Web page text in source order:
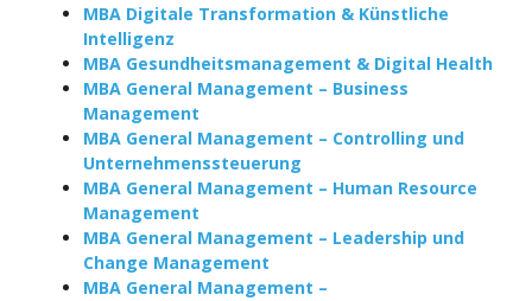
MBA Digitale Transformation & Künstliche
Intelligenz
MBA Gesundheitsmanagement & Digital Health
MBA General Management – Business
Management
MBA General Management – Controlling und
Unternehmenssteuerung
MBA General Management – Human Resource
Management
MBA General Management – Leadership und
Change Management
MBA General Management –